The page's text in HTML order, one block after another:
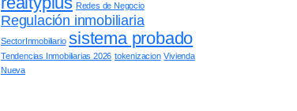
Redes de Negocio
Regulación inmobiliaria
SectorInmobiliario sistema probado
Tendencias Inmobiliarias 2026 tokenizacion Vivienda
Nueva